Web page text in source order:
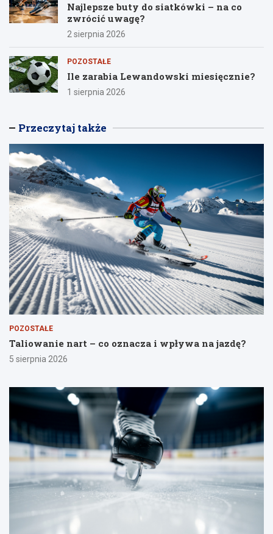
Najlepsze buty do siatkówki – na co
zwrócić uwagę?
2 sierpnia 2026
POZOSTAŁE
Ile zarabia Lewandowski miesięcznie?
1 sierpnia 2026
Przeczytaj także
POZOSTAŁE
Taliowanie nart – co oznacza i wpływa na jazdę?
5 sierpnia 2026